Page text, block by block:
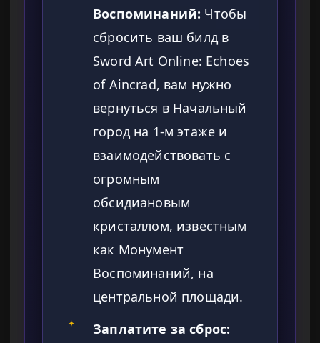
Воспоминаний: Чтобы
сбросить ваш билд в
Sword Art Online: Echoes
of Aincrad, вам нужно
вернуться в Начальный
город на 1-м этаже и
взаимодействовать с
огромным
обсидиановым
кристаллом, известным
как Монумент
Воспоминаний, на
центральной площади.
✦
Заплатите за сброс: